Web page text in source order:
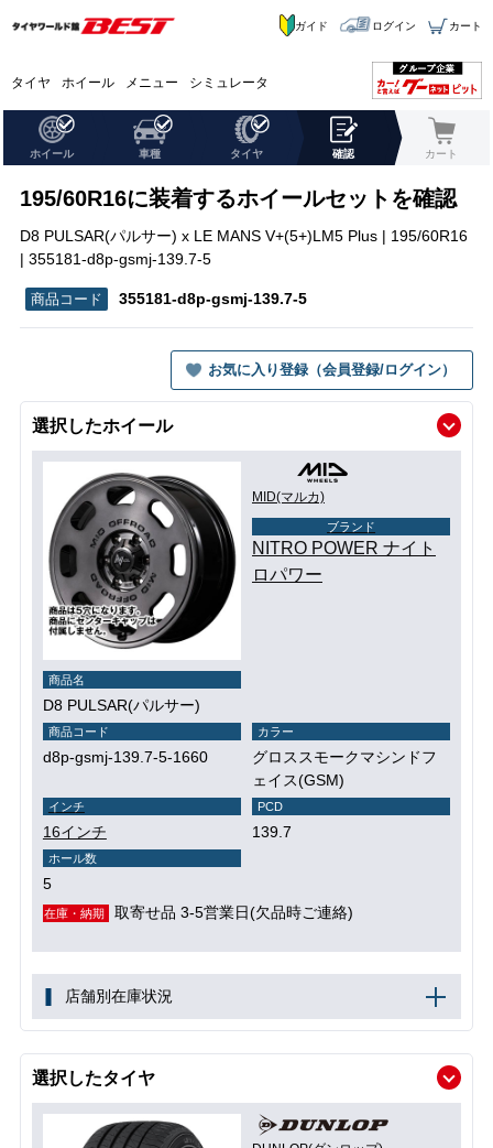
タイヤ ホイール メニュー シミュレータ
ガイド ログイン カート
ホイール 車種 タイヤ 確認 カート
195/60R16に装着するホイールセットを確認
D8 PULSAR(パルサー) x LE MANS V+(5+)LM5 Plus | 195/60R16
| 355181-d8p-gsmj-139.7-5
355181-d8p-gsmj-139.7-5
お気に入り登録（会員登録/ログイン）
選択したホイール
MID(マルカ)
ブランド
NITRO POWER ナイト
ロパワー
商品名
D8 PULSAR(パルサー)
商品コード
d8p-gsmj-139.7-5-1660
カラー
グロススモークマシンドフ
ェイス(GSM)
インチ
16インチ
PCD
139.7
ホール数
5
在庫・納期 取寄せ品 3-5営業日(欠品時ご連絡)
店舗別在庫状況
選択したタイヤ